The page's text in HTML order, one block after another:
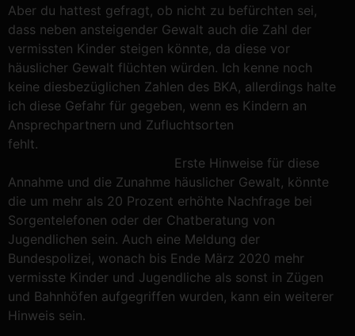
Aber du hattest gefragt, ob nicht zu befürchten sei,
dass neben ansteigender Gewalt auch die Zahl der
vermissten Kinder steigen könnte, da diese vor
häuslicher Gewalt flüchten würden. Ich kenne noch
keine diesbezüglichen Zahlen des BKA, allerdings halte
ich diese Gefahr für gegeben, wenn es Kindern an
Ansprechpartnern und Zufluchtsorten
fehlt.
Erste Hinweise für diese
Annahme und die Zunahme häuslicher Gewalt, könnte
die um mehr als 20 Prozent erhöhte Nachfrage bei
Sorgentelefonen oder der Chatberatung von
Jugendlichen sein. Auch eine Meldung der
Bundespolizei, wonach bis Ende März 2020 mehr
vermisste Kinder und Jugendliche als sonst in Zügen
und Bahnhöfen aufgegriffen wurden, kann ein weiterer
Hinweis sein.